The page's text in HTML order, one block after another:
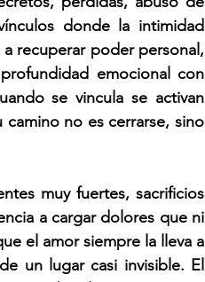
donde la intimidad
recuperar poder personal,
emocional con
se vincula se activan
no es cerrarse, sino
muy fuertes, sacrificios
a cargar dolores que ni
el amor siempre la lleva a
un lugar casi invisible. El